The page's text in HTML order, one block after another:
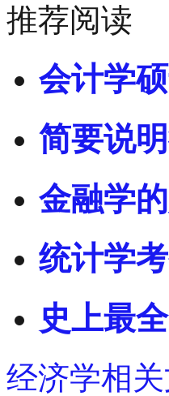
推荐阅读
会计学
简要说
金融学
统计学
史上最
经济学相